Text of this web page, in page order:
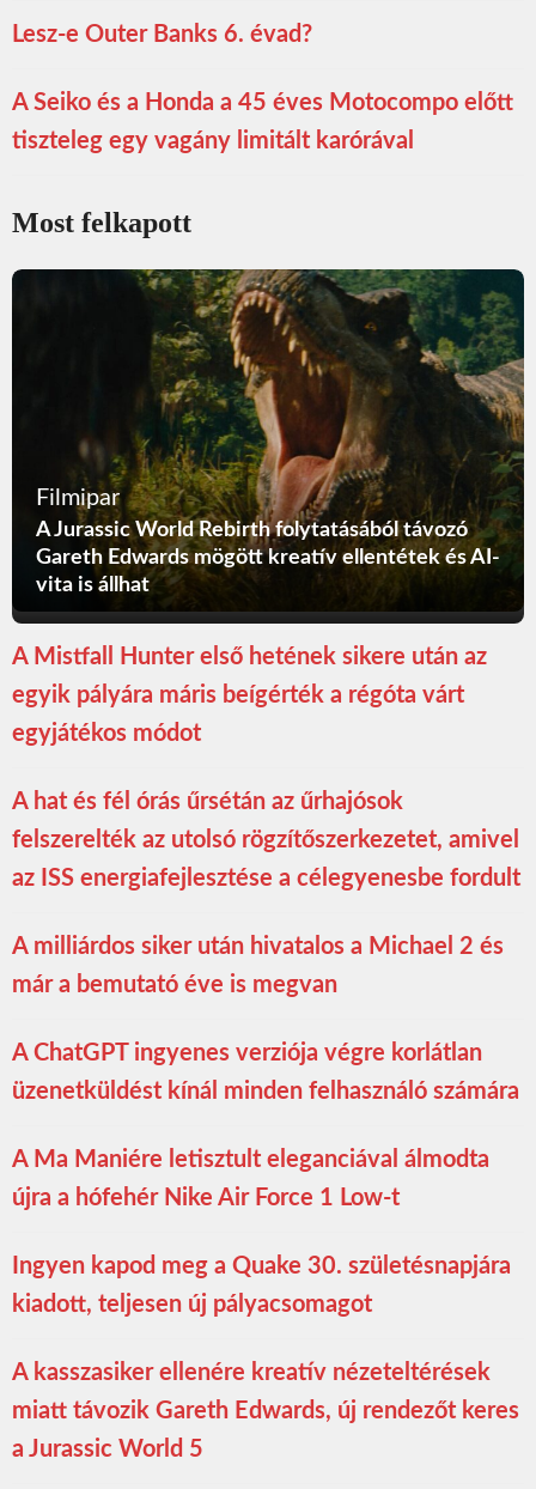
Lesz-e Outer Banks 6. évad?
A Seiko és a Honda a 45 éves Motocompo előtt
tiszteleg egy vagány limitált karórával
Most felkapott
Filmipar
A Jurassic World Rebirth folytatásából távozó
Gareth Edwards mögött kreatív ellentétek és AI-
vita is állhat
A Mistfall Hunter első hetének sikere után az
egyik pályára máris beígérték a régóta várt
egyjátékos módot
A hat és fél órás űrsétán az űrhajósok
felszerelték az utolsó rögzítőszerkezetet, amivel
az ISS energiafejlesztése a célegyenesbe fordult
A milliárdos siker után hivatalos a Michael 2 és
már a bemutató éve is megvan
A ChatGPT ingyenes verziója végre korlátlan
üzenetküldést kínál minden felhasználó számára
A Ma Maniére letisztult eleganciával álmodta
újra a hófehér Nike Air Force 1 Low-t
Ingyen kapod meg a Quake 30. születésnapjára
kiadott, teljesen új pályacsomagot
A kasszasiker ellenére kreatív nézeteltérések
miatt távozik Gareth Edwards, új rendezőt keres
a Jurassic World 5